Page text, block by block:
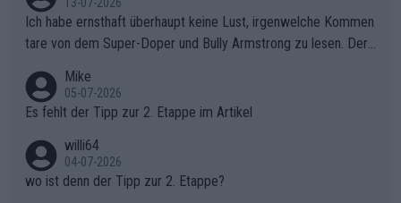
ollering die Initiative.Zu spätes Erwachen: Zu diesem Zeitpunkt
war das Loch zu Niewiadoma bereits zu groß, um es im Allein
en.Teurer Sekundenpoker: Die Quittung sind nun 15 Sekunden
Rückstand im Gesamtklassement – ein Polster, das Niewiado
gibt. Diese Etappe wird sicher als der psychologische Wendep
unkt dieser Tour in die Geschichte eingehen. Wenn man bei so
einem harten Aufstieg einmal den Moment verpasst und der K
13-07-2026
Ich habe ernsthaft überhaupt keine Lust, irgenwelche Kommen
tare von dem Super-Doper und Bully Armstrong zu lesen. Der
r die gehört nicht in dieses Medium!
Mike
05-07-2026
Es fehlt der Tipp zur 2. Etappe im Artikel
willi64
04-07-2026
wo ist denn der Tipp zur 2. Etappe?